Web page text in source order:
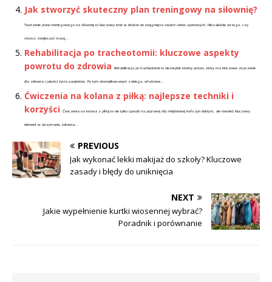
Jak stworzyć skuteczny plan treningowy na siłownię?
Tworzenie planu treningowego na siłownię to kluczowy krok w drodze do osiągnięcia swoich celów sportowych. Niezależnie od tego, czy
chcesz zwiększyć masę...
Rehabilitacja po tracheotomii: kluczowe aspekty
powrotu do zdrowia
Rehabilitacja po tracheotomii to niezwykle istotny proces, który ma kluczowe znaczenie
dla zdrowia i jakości życia pacjentów. Po tym skomplikowanym zabiegu, właściwe...
Ćwiczenia na kolana z piłką: najlepsze techniki i
korzyści
Ćwiczenia na kolana z piłką to nie tylko sposób na poprawę siły mięśniowej kończyn dolnych, ale również kluczowy
element w utrzymaniu zdrowia...
PREVIOUS
Jak wykonać lekki makijaż do szkoły? Kluczowe
zasady i błędy do uniknięcia
NEXT
Jakie wypełnienie kurtki wiosennej wybrać?
Poradnik i porównanie